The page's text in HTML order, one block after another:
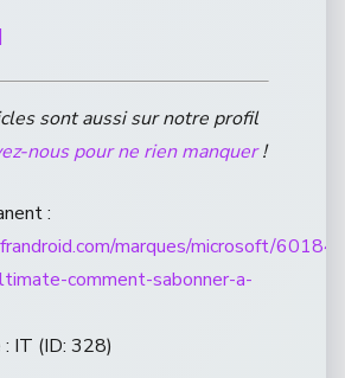
sont aussi sur notre profil
nous pour ne rien manquer!
:
marques/microsoft/
comment-sabonner-a-
: IT (ID: 328)